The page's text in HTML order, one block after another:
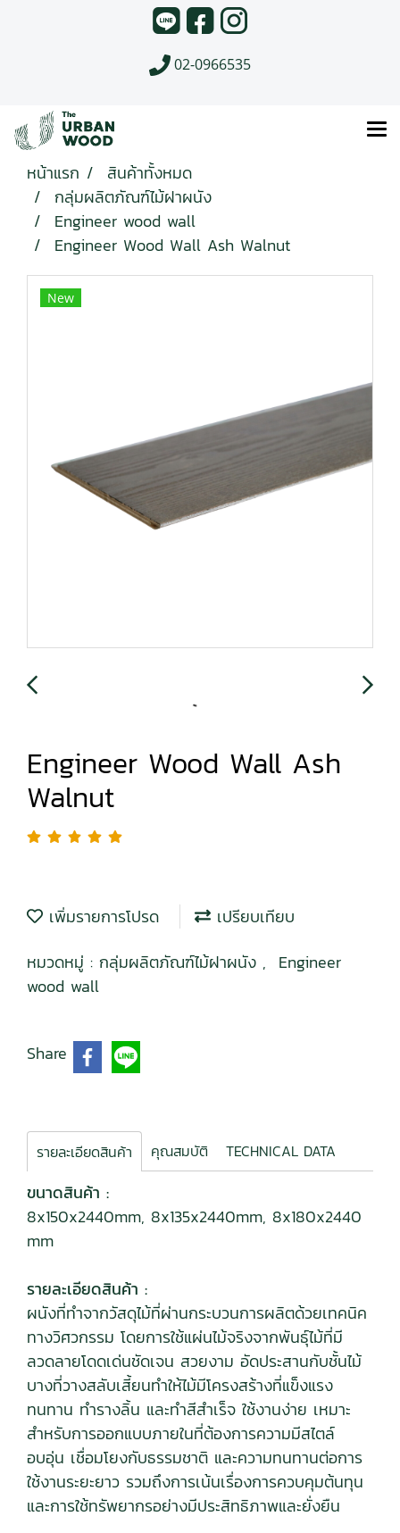
02-0966535
หน้าแรก
สินค้าทั้งหมด
กลุ่มผลิตภัณฑ์ไม้ฝาผนัง
Engineer wood wall
Engineer Wood Wall Ash Walnut
New
Engineer Wood Wall Ash
Walnut
เพิ่มรายการโปรด
เปรียบเทียบ
หมวดหมู่ : กลุ่มผลิตภัณฑ์ไม้ฝาผนัง , Engineer
wood wall
Share
รายละเอียดสินค้า คุณสมบัติ TECHNICAL DATA
ขนาดสินค้า :
8x150x2440mm, 8x135x2440mm, 8x180x2440
mm
รายละเอียดสินค้า :
ผนังที่ทำจากวัสดุไม้ที่ผ่านกระบวนการผลิตด้วยเทคนิค
ทางวิศวกรรม โดยการใช้แผ่นไม้จริงจากพันธ์ุไม้ที่มี
ลวดลายโดดเด่นชัดเจน สวยงาม อัดประสานกับชั้นไม้
บางที่วางสลับเสี้ยนทำให้ไม้มีโครงสร้างที่แข็งแรง
ทนทาน ทำรางลิ้น และทำสีสำเร็จ ใช้งานง่าย เหมาะ
สำหรับการออกแบบภายในที่ต้องการความมีสไตล์
อบอุ่น เชื่อมโยงกับธรรมชาติ และความทนทานต่อการ
ใช้งานระยะยาว รวมถึงการเน้นเรื่องการควบคุมต้นทุน
และการใช้ทรัพยากรอย่างมีประสิทธิภาพและยั่งยืน